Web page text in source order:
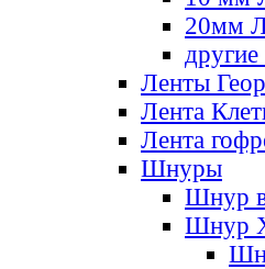
20мм
Ленты
Лента
Лента
Шнуры
Шнур
Шнур